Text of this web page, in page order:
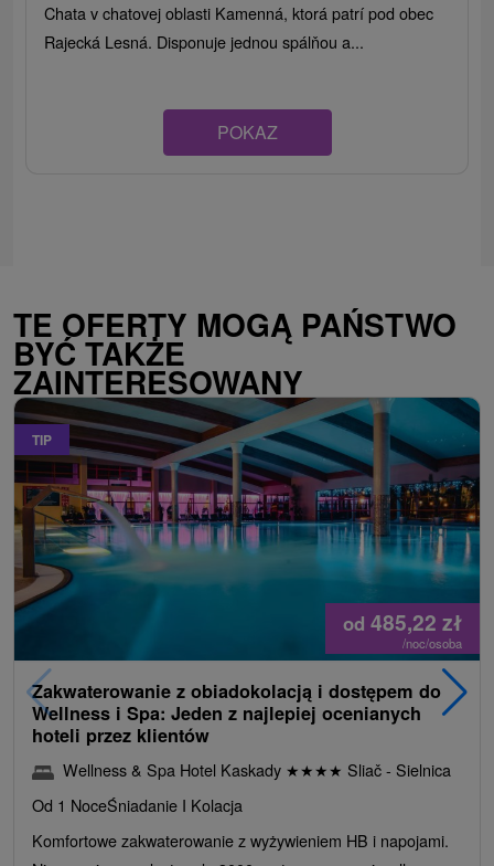
Chata v chatovej oblasti Kamenná, ktorá patrí pod obec
Rajecká Lesná. Disponuje jednou spálňou a...
POKAZ
TE OFERTY MOGĄ PAŃSTWO
BYĆ TAKŻE
ZAINTERESOWANY
TIP
od 485,22 zł
/noc/osoba
Zakwaterowanie z obiadokolacją i dostępem do
Wellness i Spa: Jeden z najlepiej ocenianych
hoteli przez klientów
Wellness & Spa Hotel Kaskady ★★★★ Sliač - Sielnica
Od 1 NoceŚniadanie I Kolacja
Komfortowe zakwaterowanie z wyżywieniem HB i napojami.